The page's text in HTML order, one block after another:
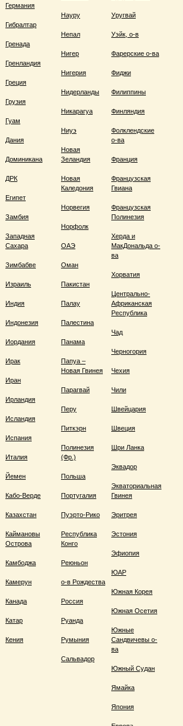
Германия
Гибралтар
Гренада
Гренландия
Греция
Грузия
Гуам
Дания
Доминикана
ДРК
Египет
Замбия
Западная
Сахара
Зимбабве
Израиль
Индия
Индонезия
Иордания
Ирак
Иран
Ирландия
Исландия
Испания
Италия
Йемен
Кабо-Верде
Казахстан
Каймановы
Острова
Камбоджа
Камерун
Канада
Катар
Кения
Науру
Непал
Нигер
Нигерия
Нидерланды
Никарагуа
Ниуэ
Новая
Зеландия
Новая
Каледония
Норвегия
Норфолк
ОАЭ
Оман
Пакистан
Палау
Палестина
Панама
Папуа –
Новая Гвинея
Парагвай
Перу
Питкэрн
Полинезия
(Фр.)
Польша
Португалия
Пуэрто-Рико
Республика
Конго
Реюньон
о-в Рождества
Россия
Руанда
Румыния
Сальвадор
Уругвай
Уэйк, о-в
Фарерские о-ва
Фиджи
Филиппины
Финляндия
Фолклендские
о-ва
Франция
Французская
Гвиана
Французская
Полинезия
Херда и
МакДональда о-
ва
Хорватия
Центрально-
Африканская
Республика
Чад
Черногория
Чехия
Чили
Швейцария
Швеция
Шри Ланка
Эквадор
Экваториальная
Гвинея
Эритрея
Эстония
Эфиопия
ЮАР
Южная Корея
Южная Осетия
Южные
Сандвичевы о-
ва
Южный Судан
Ямайка
Япония